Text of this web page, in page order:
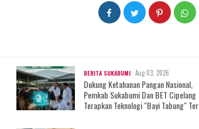
BERITA SUKABUMI Aug 03, 2026
Dukung Ketahanan Pangan Nasional,
Pemkab Sukabumi Dan BET Cipelang
Terapkan Teknologi "Bayi Tabung"